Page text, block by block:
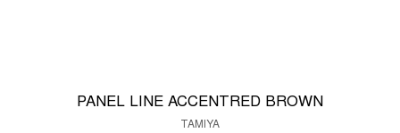
PANEL LINE ACCENTRED BROWN
TAMIYA